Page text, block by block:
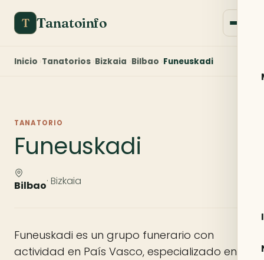
T Tanatoinfo
Inicio Tanatorios Bizkaia Bilbao Funeuskadi
TANATORIO
Funeuskadi
Bilbao· Bizkaia
Funeuskadi es un grupo funerario con
actividad en País Vasco, especializado en